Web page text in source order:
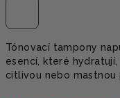
Tónovací tampony
esencí, které
citlivou nebo mastnou